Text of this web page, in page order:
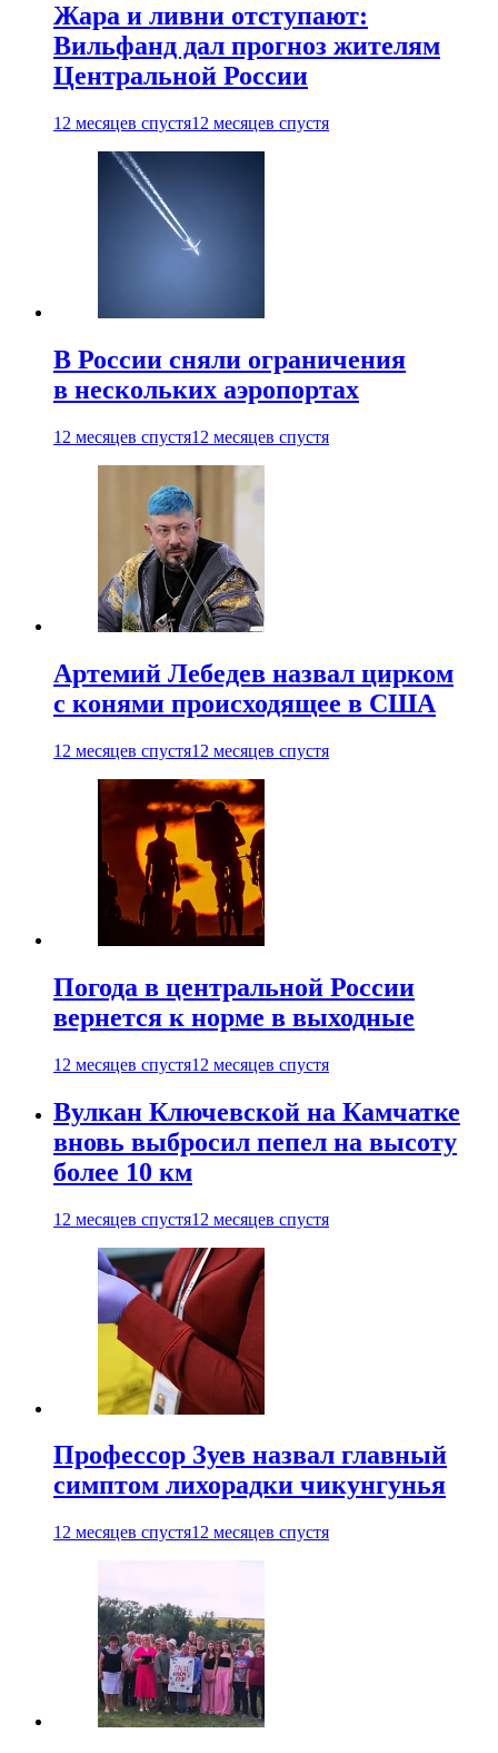
Жара и ливни отступают:
Вильфанд дал прогноз жителям
Центральной России
12 месяцев спустя12 месяцев спустя
В России сняли ограничения
в нескольких аэропортах
12 месяцев спустя12 месяцев спустя
Артемий Лебедев назвал цирком
с конями происходящее в США
12 месяцев спустя12 месяцев спустя
Погода в центральной России
вернется к норме в выходные
12 месяцев спустя12 месяцев спустя
Вулкан Ключевской на Камчатке
вновь выбросил пепел на высоту
более 10 км
12 месяцев спустя12 месяцев спустя
Профессор Зуев назвал главный
симптом лихорадки чикунгунья
12 месяцев спустя12 месяцев спустя